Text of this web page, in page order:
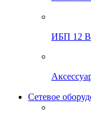
ИБП 12 В
Сетевое